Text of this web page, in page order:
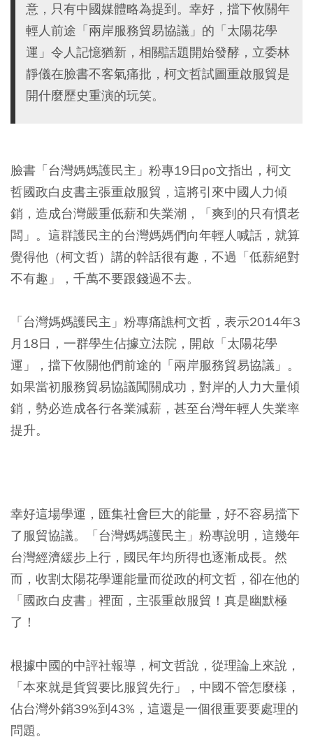
意，只有中國媒體略為提到。幸好，擋下攸關年
輕人前途「兩岸服務貿易協議」的「太陽花學
運」令人記憶猶新，相關話題開始發酵，立委林
靜儀在臉書不客氣痛批，柯文哲試圖重啟服貿是
開什麼歷史重演的玩笑。
臉書「台灣媽媽護民主」粉專19日po文指出，柯文
哲國政白皮書主張重啟服貿，這將引來中國人力傾
銷，造成台灣嚴重低薪和失業潮，「爽到的只有慣老
闆」。這群護民主的台灣媽媽們向年輕人喊話，就算
覺得他（柯文哲）講的幹話很有趣，不過「低薪絕對
不有趣」，千萬不要跟錢過不去。
「台灣媽媽護民主」粉專痛譙柯文哲，表示2014年3
月18日，一群學生佔據立法院，開啟「太陽花學
運」，擋下攸關他們前途的「兩岸服務貿易協議」。
如果當初服務貿易協議闖關成功，對岸的人力大量傾
銷，勢必造成各行各業減薪，甚至台灣年輕人失業率
提升。
幸好這場學運，匯集社會巨大的能量，好不容易擋下
了服貿協議。「台灣媽媽護民主」粉專說明，這幾年
台灣經濟緩步上行，國民年均所得也逐漸成長。然
而，收割太陽花學運能量而從政的柯文哲，卻在他的
「國政白皮書」裡面，主張重啟服貿！真是幽默極
了！
根據中國的中評社報導，柯文哲說，從理論上來說，
「本來就是貨貿要比服貿先行」，中國不管怎麼樣，
佔台灣外銷39%到43%，這還是一個很重要要處理的
問題。